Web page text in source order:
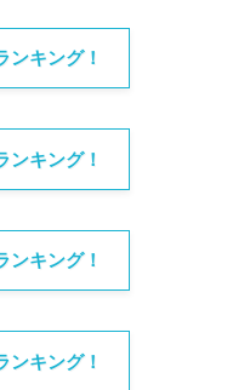
ンキング！
ンキング！
ンキング！
ンキング！